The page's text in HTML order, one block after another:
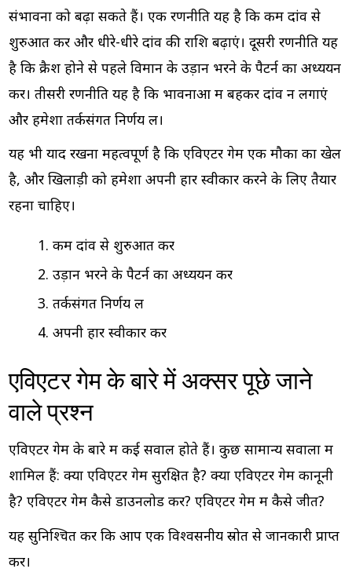
संभावना को बढ़ा सकते हैं। एक रणनीति यह है कि कम दांव से
शुरुआत करें और धीरे-धीरे दांव की राशि बढ़ाएं। दूसरी रणनीति यह
है कि क्रैश होने से पहले विमान के उड़ान भरने के पैटर्न का अध्ययन
करें। तीसरी रणनीति यह है कि भावनाओं में बहकर दांव न लगाएं
और हमेशा तर्कसंगत निर्णय लें।
यह भी याद रखना महत्वपूर्ण है कि एविएटर गेम एक मौका का खेल
है, और खिलाड़ी को हमेशा अपनी हार स्वीकार करने के लिए तैयार
रहना चाहिए।
कम दांव से शुरुआत करें
उड़ान भरने के पैटर्न का अध्ययन करें
तर्कसंगत निर्णय लें
अपनी हार स्वीकार करें
एविएटर गेम के बारे में अक्सर पूछे जाने
वाले प्रश्न
एविएटर गेम के बारे में कई सवाल होते हैं। कुछ सामान्य सवालों में
शामिल हैं: क्या एविएटर गेम सुरक्षित है? क्या एविएटर गेम कानूनी
है? एविएटर गेम कैसे डाउनलोड करें? एविएटर गेम में कैसे जीतें?
यह सुनिश्चित करें कि आप एक विश्वसनीय स्रोत से जानकारी प्राप्त
करें।